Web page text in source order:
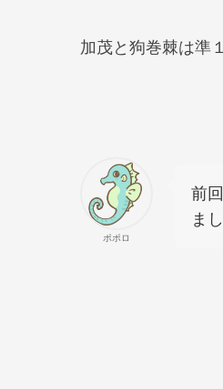
加茂と狗巻棘は準
ポポロ
前
ま